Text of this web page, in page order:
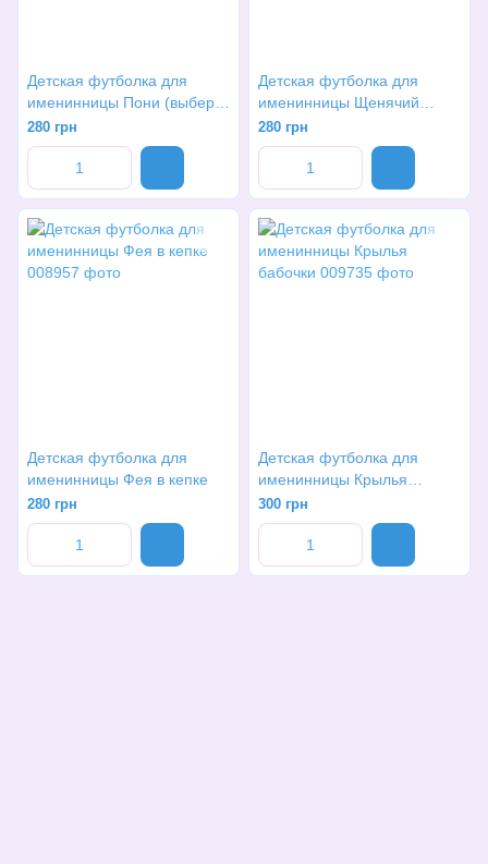
Детская футболка для
именинницы Пони (выбери
свою цифру)
280 грн
Детская футболка для
именинницы Щенячий
патруль Скай
280 грн
Детская футболка для
именинницы Фея в кепке
280 грн
Детская футболка для
именинницы Крылья
бабочки
300 грн